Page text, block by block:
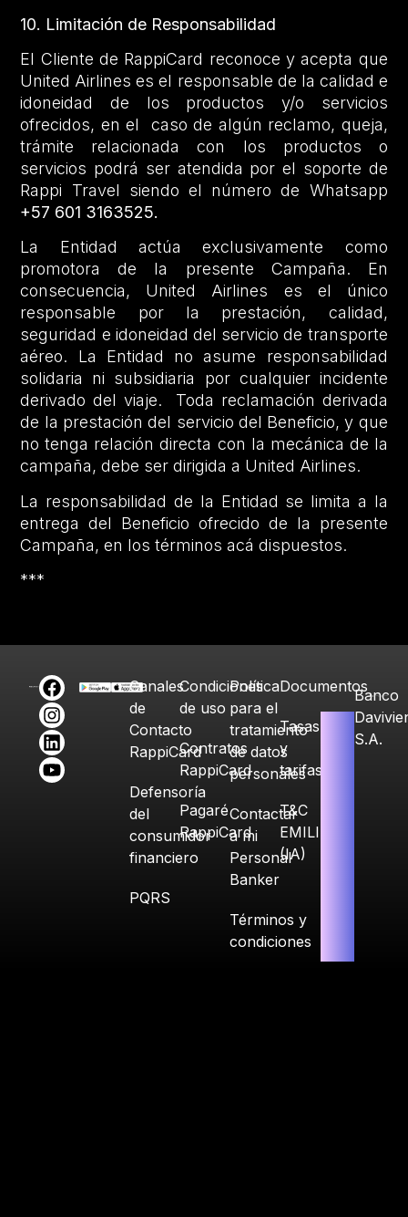
10. Limitación de Responsabilidad
El Cliente de RappiCard reconoce y acepta que
United Airlines es el responsable de la calidad e
idoneidad de los productos y/o servicios
ofrecidos, en el caso de algún reclamo, queja,
trámite relacionada con los productos o
servicios podrá ser atendida por el soporte de
Rappi Travel siendo el número de Whatsapp
+57 601 3163525.
La Entidad actúa exclusivamente como
promotora de la presente Campaña. En
consecuencia, United Airlines es el único
responsable por la prestación, calidad,
seguridad e idoneidad del servicio de transporte
aéreo. La Entidad no asume responsabilidad
solidaria ni subsidiaria por cualquier incidente
derivado del viaje. Toda reclamación derivada
de la prestación del servicio del Beneficio, y que
no tenga relación directa con la mecánica de la
campaña, debe ser dirigida a United Airlines.
La responsabilidad de la Entidad se limita a la
entrega del Beneficio ofrecido de la presente
Campaña, en los términos acá dispuestos.
***
Canales
de
Contacto
RappiCard
Defensoría
del
consumidor
financiero
PQRS
Condiciones
de uso
Contratos
RappiCard
Pagaré
RappiCard
Política
para el
tratamiento
de datos
personales
Contactar
a mi
Personal
Banker
Términos y
condiciones
Documentos
Tasas
y
tarifas
T&C
EMILIA
(IA)
Banco
S.A.